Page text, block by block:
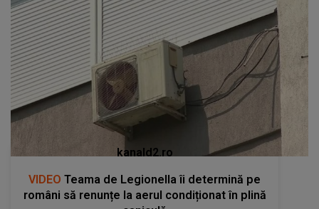
kanald2.ro
VIDEO Teama de Legionella îi determină pe
români să renunțe la aerul condiționat în plină